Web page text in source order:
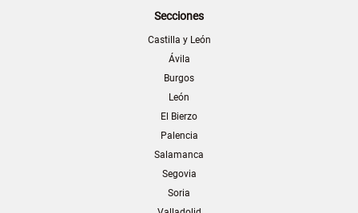
Secciones
Castilla y León
Ávila
Burgos
León
El Bierzo
Palencia
Salamanca
Segovia
Soria